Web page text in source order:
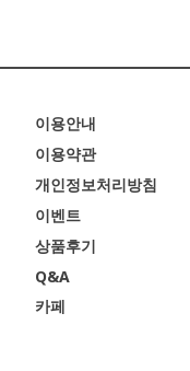
이용안내
이용약관
개인정보처리방침
이벤트
상품후기
Q&A
카페